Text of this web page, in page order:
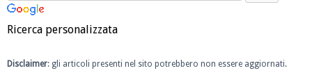
Ricerca personalizzata
Disclaimer: gli articoli presenti nel sito potrebbero non essere aggiornati.